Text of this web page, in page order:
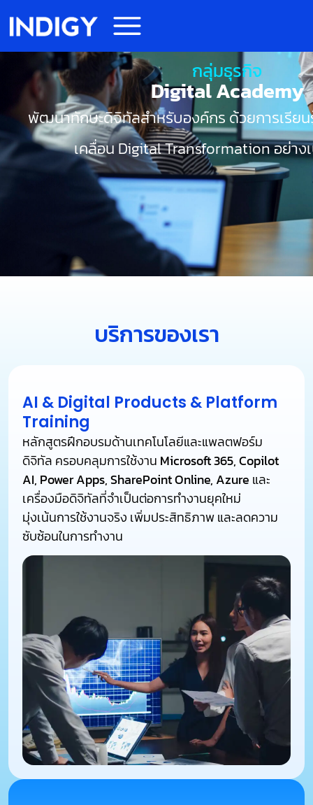
กลุ่มธุรกิจ
Digital Academy
พัฒนาทักษะดิจิทัลสำหรับองค์กร ด้วยการเรีย
เคลื่อน Digital Transformation อย่าง
บริการของเรา
AI & Digital Products & Platform
Training
หลักสูตรฝึกอบรมด้านเทคโนโลยีและแพลตฟอร์ม
ดิจิทัล ครอบคลุมการใช้งาน Microsoft 365, Copilot
AI, Power Apps, SharePoint Online, Azure และ
เครื่องมือดิจิทัลที่จำเป็นต่อการทำงานยุคใหม่
มุ่งเน้นการใช้งานจริง เพิ่มประสิทธิภาพ และลดความ
ซับซ้อนในการทำงาน